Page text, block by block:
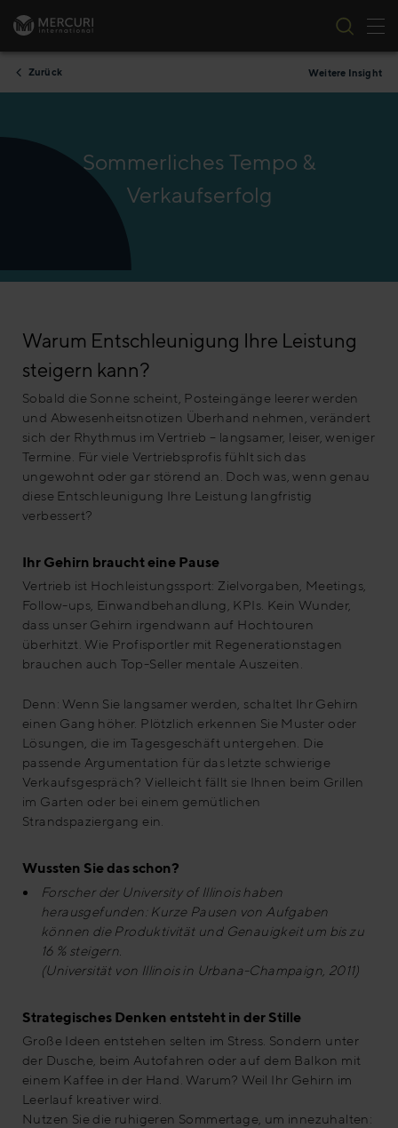
Zum Inhalt springen
Zurück Weitere Insight
Sommerliches Tempo &
Verkaufserfolg
Warum Entschleunigung Ihre Leistung
steigern kann?
Sobald die Sonne scheint, Posteingänge leerer werden
und Abwesenheitsnotizen Überhand nehmen, verändert
sich der Rhythmus im Vertrieb – langsamer, leiser, weniger
Termine. Für viele Vertriebsprofis fühlt sich das
ungewohnt oder gar störend an. Doch was, wenn genau
diese Entschleunigung Ihre Leistung langfristig
verbessert?
Ihr Gehirn braucht eine Pause
Vertrieb ist Hochleistungssport: Zielvorgaben, Meetings,
Follow-ups, Einwandbehandlung, KPIs. Kein Wunder,
dass unser Gehirn irgendwann auf Hochtouren
überhitzt. Wie Profisportler mit Regenerationstagen
brauchen auch Top-Seller mentale Auszeiten.
Denn: Wenn Sie langsamer werden, schaltet Ihr Gehirn
einen Gang höher. Plötzlich erkennen Sie Muster oder
Lösungen, die im Tagesgeschäft untergehen. Die
passende Argumentation für das letzte schwierige
Verkaufsgespräch? Vielleicht fällt sie Ihnen beim Grillen
im Garten oder bei einem gemütlichen
Strandspaziergang ein.
Wussten Sie das schon?
Forscher der University of Illinois haben
herausgefunden: Kurze Pausen von Aufgaben
können die Produktivität und Genauigkeit um bis zu
16 % steigern.
(Universität von Illinois in Urbana-Champaign, 2011)
Strategisches Denken entsteht in der Stille
Große Ideen entstehen selten im Stress. Sondern unter
der Dusche, beim Autofahren oder auf dem Balkon mit
einem Kaffee in der Hand. Warum? Weil Ihr Gehirn im
Leerlauf kreativer wird.
Nutzen Sie die ruhigeren Sommertage, um innezuhalten: